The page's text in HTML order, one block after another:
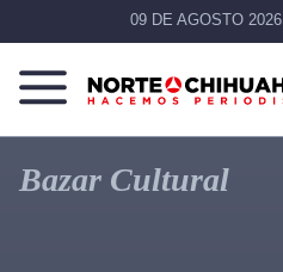
09 DE AGOSTO 2026
Norte
Chihuahua
Más
que
noticias,
Bazar Cultural